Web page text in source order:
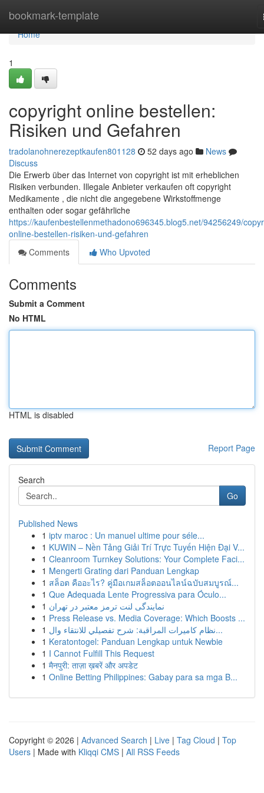
bookmark-template
Home
Home
1
copyright online bestellen:
Risiken und Gefahren
tradolanohnerezeptkaufen801128 52 days ago
News
Discuss
Die Erwerb über das Internet von copyright ist mit erheblichen
Risiken verbunden. Illegale Anbieter verkaufen oft copyright
Medikamente , die nicht die angegebene Wirkstoffmenge
enthalten oder sogar gefährliche
https://kaufenbestellenmethadono696345.blog5.net/94256249/
online-bestellen-risiken-und-gefahren
Comments
Who Upvoted
Comments
Submit a Comment
No HTML
HTML is disabled
Report Page
Search
Go
Published News
1 iptv maroc : Un manuel ultime pour séle...
1 KUWIN – Nền Tảng Giải Trí Trực Tuyến Hiện Đại V...
1 Cleanroom Turnkey Solutions: Your Complete Faci...
1 Mengerti Grating dari Panduan Lengkap
1 สล็อต คืออะไร? คู่มือเกมสล็อตออนไลน์ฉบับสมบูรณ์...
1 Que Adequada Lente Progressiva para Óculo...
1 نمایندگی لنت ترمز معتبر در تهران
1 Press Release vs. Media Coverage: Which Boosts ...
1
نظام كاميرات المراقبة: شرح تفصيلي للانتقاء وال...
1 Keratontogel: Panduan Lengkap untuk Newbie
1 I Cannot Fulfill This Request
1 मैनपुरी: ताज़ा ख़बरें और अपडेट
1 Online Betting Philippines: Gabay para sa mga B...
Copyright © 2026 | Advanced Search | Live | Tag Cloud | Top
Users | Made with Kliqqi CMS | All RSS Feeds